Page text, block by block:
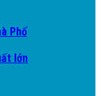
Phố
lớn